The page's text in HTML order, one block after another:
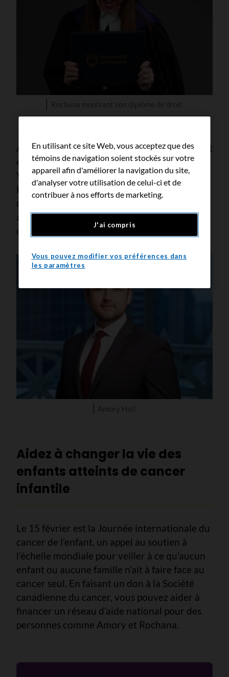
À l’été 2024, Amory a été admis au Barreau et
exerce aujourd’hui la profession d’avocat à
Vancouver. En tant que membre des
Premières Nations Heiltsuk, Amory
représente aujourd’hui les peuples
autochtones au sein du système juridique
canadien.
Aidez à changer la vie des
enfants atteints de cancer
infantile
Le 15 février est la Journée internationale du
cancer de l’enfant, un appel au soutien à
l’échelle mondiale pour veiller à ce qu'aucun
enfant ou aucune famille n’ait à faire face au
cancer seul. En faisant un don à la Société
canadienne du cancer, vous pouvez aider à
financer un réseau d’aide national pour des
personnes comme Amory et Rochana.
En utilisant ce site Web, vous acceptez que des
témoins de navigation soient stockés sur votre
appareil afin d'améliorer la navigation du site,
d'analyser votre utilisation de celui-ci et de
contribuer à nos efforts de marketing.
J'ai compris
Vous pouvez modifier vos préférences dans
les paramètres